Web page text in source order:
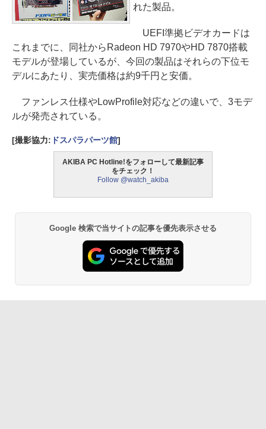
れた製品。
UEFI準拠ビデオカードは
これまでに、同社からRadeon HD 7970やHD 7870搭載
モデルが登場しているが、今回の製品はそれらの下位モ
デルにあたり、実売価格は約9千円と安価。
ファンレス仕様やLowProfile対応などの違いで、3モデ
ルが発売されている。
[撮影協力: ドスパラパーツ館]
AKIBA PC Hotline!をフォローして最新記事
をチェック！
Follow @watch_akiba
Google 検索で当サイトの記事を優先表示させる